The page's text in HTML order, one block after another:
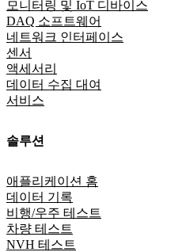
모니터링 및 IoT 디바이스
DAQ 소프트웨어
네트워크 인터페이스
센서
액세서리
데이터 수집 대여
서비스
솔루션
애플리케이션 홈
데이터 기록
비행/우주 테스트
차량 테스트
NVH 테스트